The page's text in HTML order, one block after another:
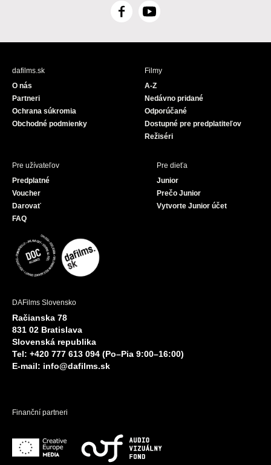
F
c
Y
u
e
dafilms.sk
O nás
Partneri
Ochrana súkromia
Obchodné podmienky
Filmy
A-Z
Nedávno pridané
Odporúčané
Dostupné pre predplatiteľov
Režiséri
Pre užívateľov
Predplatné
Voucher
Darovať
FAQ
Pre dieťa
Junior
Prečo Junior
Vytvorte Junior účet
DAFilms Slovensko
Račianska 78
831 02 Bratislava
Slovenská republika
Tel: +420 777 613 094 (Po–Pia 9:00–16:00)
E-mail: info@dafilms.sk
Finanční partneri